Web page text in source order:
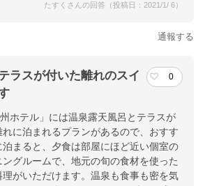
たすくさんの回答（投稿日：2021/1/ 6）
通報する
ラスが付いた離れのスイ
0
ホテル」には温泉露天風呂とテラスが
に泊まれるプランがあるので、おすす
まると、夕食は部屋にほど近い個室の
グルームで、地元の旬の食材を使った
がいただけます。温泉も食事も密を気